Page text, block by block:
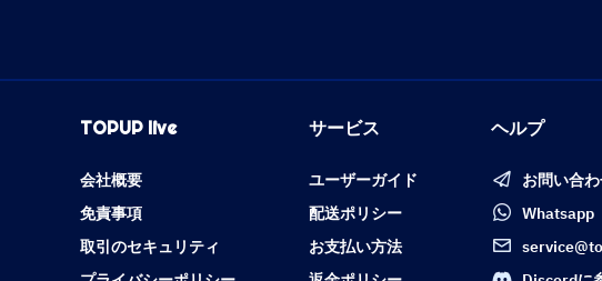
TOPUP live
会社概要
免責事項
取引のセキュリティ
サービス
ユーザーガイド
配送ポリシー
お支払い方法
ヘルプ
お問い合
Whatsapp